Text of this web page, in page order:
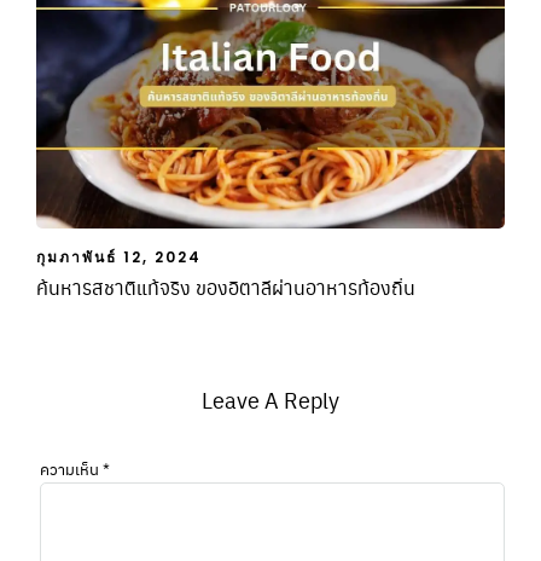
กุมภาพันธ์ 12, 2024
ค้นหารสชาติแท้จริง ของอิตาลีผ่านอาหารท้องถิ่น
Leave A Reply
ความเห็น *